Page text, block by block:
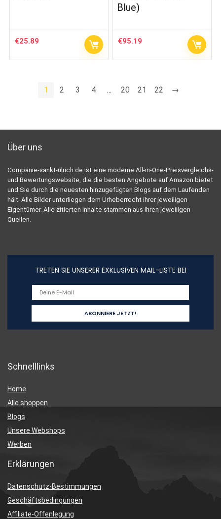
€25.89
Blue)
€95.19
1 2 3 4 … 20 21 22 →
Über uns
Companie-sankt-ulrich.de ist eine moderne All-in-One-Preisvergleichs-
und Bewertungswebsite, die die besten Angebote auf Amazon bietet
und Sie durch die neuesten hinzugefügten Blogs auf dem Laufenden
hält. Alle Bilder unterliegen dem Urheberrecht ihrer jeweiligen
Eigentümer. Alle zitierten Inhalte stammen aus ihren jeweiligen
Quellen.
TRETEN SIE UNSERER EXKLUSIVEN MAIL-LISTE BEI
Schnelllinks
Home
Alle shoppen
Blogs
Unsere Webshops
Werben
Erklärungen
Datenschutz-Bestimmungen
Geschäftsbedingungen
Affiliate-Offenlegung